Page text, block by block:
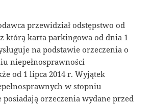
przewidział odstępstwo od
którą karta parkingowa od dnia 1
na podstawie orzeczenia o
niepełnosprawności
od 1 lipca 2014 r. Wyjątek
w stopniu
posiadają orzeczenia wydane przed